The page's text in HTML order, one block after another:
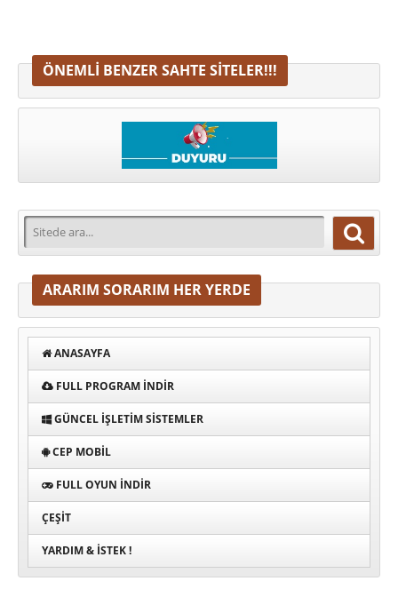
ÖNEMLI BENZER SAHTE SITELER!!!
ARARIM SORARIM HER YERDE
ANASAYFA
FULL PROGRAM INDIR
GÜNCEL İŞLETIM SISTEMLER
CEP MOBIL
FULL OYUN İNDIR
ÇEŞIT
YARDIM & İSTEK !